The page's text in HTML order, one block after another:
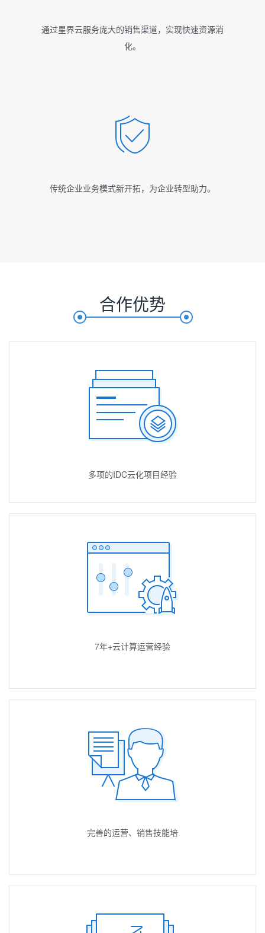
通过星界云服务庞大的销售渠道，实现快速资源消
化。
传统企业业务模式新开拓，为企业转型助力。
合作优势
多项的IDC云化项目经验
7年+云计算运营经验
完善的运营、销售技能培